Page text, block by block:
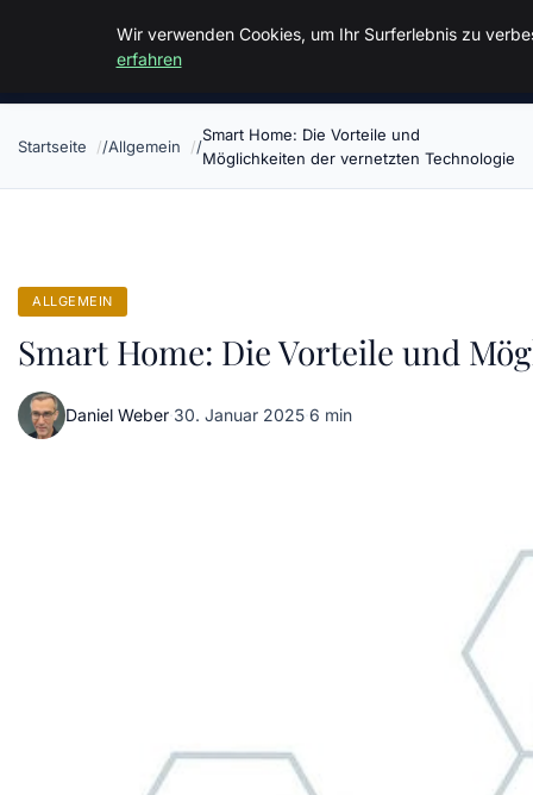
Malzminden
Startseite Allgemein
Smart Home: Die Vorteile und
Möglichkeiten der vernetzten Technologie
ALLGEMEIN
Smart Home: Die Vorteile und
Daniel Weber·30. Januar 2025·6 min
Wir verwenden Cookies, um Ihr Surferlebnis zu
erfahren